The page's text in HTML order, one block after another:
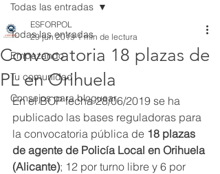
Todas las entradas
Empezando
Tu comunidad
Consejos para bloguear
Todas las entradas
Convocatoria 18 plazas de
PL en Orihuela
ESFORPOL
29 jun 2019 1 min de lectura
En el BOP fecha 28/06/2019 se ha
publicado las bases reguladoras para
la convocatoria pública de 18 plazas
de agente de Policía Local en Orihuela
(Alicante); 12 por turno libre y 6 por